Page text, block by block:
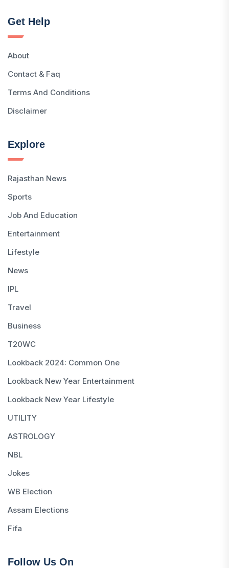
Get Help
About
Contact & Faq
Terms And Conditions
Disclaimer
Explore
Rajasthan News
Sports
Job And Education
Entertainment
Lifestyle
News
IPL
Travel
Business
T20WC
Lookback 2024: Common One
Lookback New Year Entertainment
Lookback New Year Lifestyle
UTILITY
ASTROLOGY
NBL
Jokes
WB Election
Assam Elections
Fifa
Follow Us On